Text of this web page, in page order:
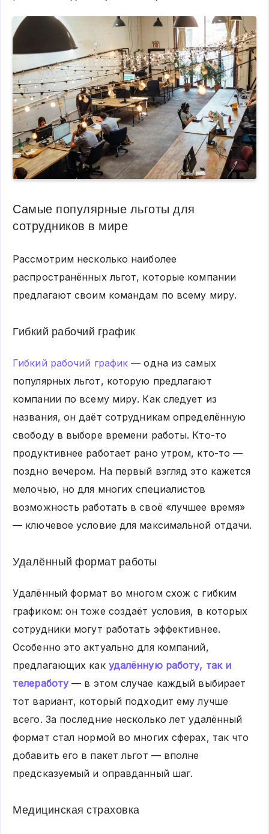
Самые популярные льготы для
сотрудников в мире
Рассмотрим несколько наиболее
распространённых льгот, которые компании
предлагают своим командам по всему миру.
Гибкий рабочий график
Гибкий рабочий график — одна из самых
популярных льгот, которую предлагают
компании по всему миру. Как следует из
названия, он даёт сотрудникам определённую
свободу в выборе времени работы. Кто-то
продуктивнее работает рано утром, кто-то —
поздно вечером. На первый взгляд это кажется
мелочью, но для многих специалистов
возможность работать в своё «лучшее время»
— ключевое условие для максимальной отдачи.
Удалённый формат работы
Удалённый формат во многом схож с гибким
графиком: он тоже создаёт условия, в которых
сотрудники могут работать эффективнее.
Особенно это актуально для компаний,
предлагающих как удалённую работу, так и
телеработу— в этом случае каждый выбирает
тот вариант, который подходит ему лучше
всего. За последние несколько лет удалённый
формат стал нормой во многих сферах, так что
добавить его в пакет льгот — вполне
предсказуемый и оправданный шаг.
Медицинская страховка